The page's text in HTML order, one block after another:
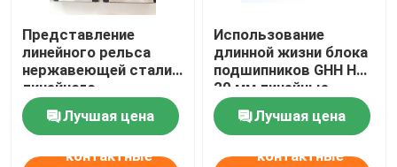
Представление
линейного рельса
нержавеющей стали
линейного
направляющего
блока 63мм ХГХ30
высокое идущее
Лучшая цена
контактные
Использование
длинной жизни блока
подшипников GHH HA
20 мм линейные
рельсы HGH35
Лучшая цена
контактные